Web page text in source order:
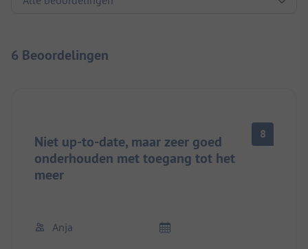
6 Beoordelingen
Niet up-to-date, maar zeer goed
onderhouden met toegang tot het
meer
8
Anja